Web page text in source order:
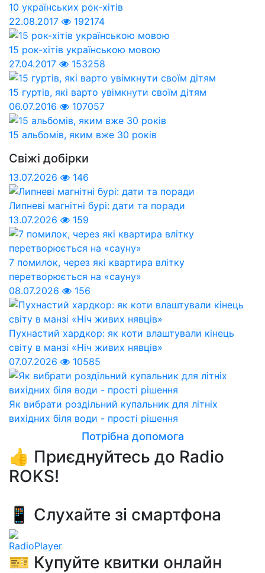
10 українських рок-хітів
22.08.2017
192174
15 рок-хітів українською мовою
27.04.2017
153258
15 гуртів, які варто увімкнути своїм дітям
06.07.2016
107057
15 альбомів, яким вже 30 років
Свіжі добірки
13.07.2026 146
Липневі магнітні бурі: дати та поради
13.07.2026
159
7 помилок, через які квартира влітку
перетворюється на «сауну»
08.07.2026
156
Пухнастий хардкор: як коти влаштували кінець
світу в манзі «Ніч живих нявців»
07.07.2026
10585
Як вибрати роздільний купальник для літніх
вихідних біля води - прості рішення
Потрібна допомога
👍 Приєднуйтесь до Radio
ROKS!
📱 Слухайте зі смартфона
RadioPlayer
🎫 Купуйте квитки онлайн